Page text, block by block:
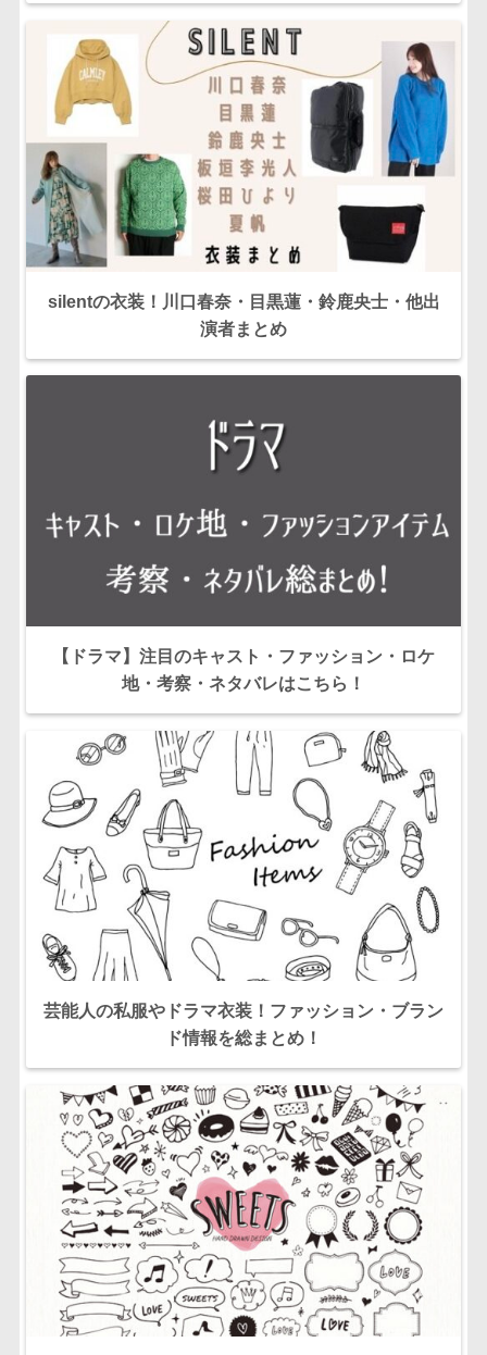
silentの衣装！川口春奈・目黒蓮・鈴鹿央士・他出
演者まとめ
【ドラマ】注目のキャスト・ファッション・ロケ
地・考察・ネタバレはこちら！
芸能人の私服やドラマ衣装！ファッション・ブラン
ド情報を総まとめ！